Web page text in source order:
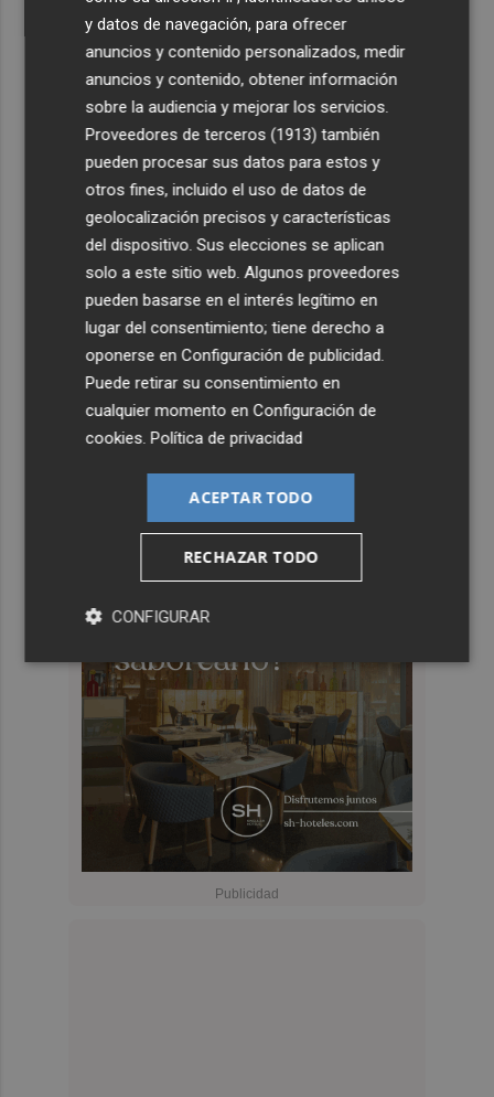
y datos de navegación, para ofrecer
anuncios y contenido personalizados, medir
anuncios y contenido, obtener información
sobre la audiencia y mejorar los servicios.
Proveedores de terceros (1913) también
pueden procesar sus datos para estos y
otros fines, incluido el uso de datos de
geolocalización precisos y características
del dispositivo. Sus elecciones se aplican
solo a este sitio web. Algunos proveedores
pueden basarse en el interés legítimo en
lugar del consentimiento; tiene derecho a
oponerse enConfiguración de publicidad.
Puede retirar su consentimiento en
cualquier momento enConfiguración de
cookies.Política de privacidad
ACEPTAR TODO
RECHAZAR TODO
CONFIGURAR